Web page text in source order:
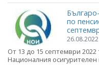
по
26.08.2022
От 13 до 15 септември
Националния